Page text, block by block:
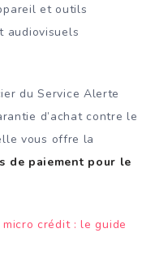
et outils
audiovisuels
du Service Alerte
d’achat contre le
vous offre la
de paiement pour le
crédit : le guide